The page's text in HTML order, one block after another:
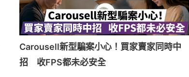
Carousell新型騙案小心！買家賣家同時中
招 收FPS都未必安全